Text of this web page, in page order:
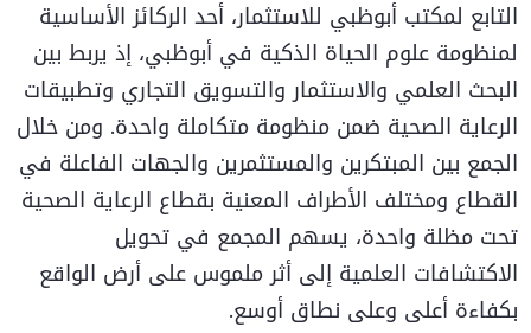
التابع لمكتب أبوظبي للاستثمار، أحد الركائز الأساسية
لمنظومة علوم الحياة الذكية في أبوظبي، إذ يربط بين
البحث العلمي والاستثمار والتسويق التجاري وتطبيقات
الرعاية الصحية ضمن منظومة متكاملة واحدة. ومن خلال
الجمع بين المبتكرين والمستثمرين والجهات الفاعلة في
القطاع ومختلف الأطراف المعنية بقطاع الرعاية الصحية
تحت مظلة واحدة، يسهم المجمع في تحويل
الاكتشافات العلمية إلى أثر ملموس على أرض الواقع
بكفاءة أعلى وعلى نطاق أوسع.